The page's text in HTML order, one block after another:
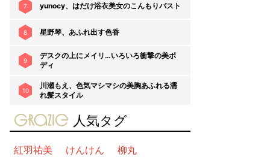
7 yunocy、はだけ浴衣美女のこんもりバスト
8 星野琴、あふれ出す色香
9
デスクの上にメイリ…いろいろ衝撃の美ボ
ディ
10
川瀬もえ、色気マシマシの美胸あふれる濡
れ髪スタイル
gravure-grazie
人気タグ
紅羽祐美 けんけん
柳丸